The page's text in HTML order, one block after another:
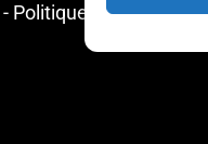
- Politique de